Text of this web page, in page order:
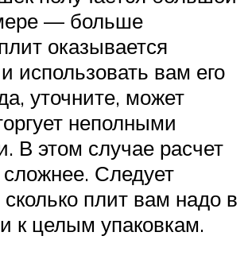
— больше
оказывается
использовать вам его
уточните, может
неполными
В этом случае расчет
сложнее. Следует
сколько плит вам надо в
к целым упаковкам.